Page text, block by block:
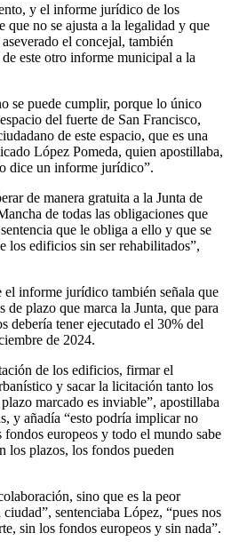
y el informe jurídico de los
que no se ajusta a la legalidad y que
el concejal, también
este otro informe municipal a la
se puede cumplir, porque lo único
del fuerte de San Francisco,
de este espacio, que es una
López Pomeda, quien apostillaba,
dice un informe jurídico”.
de manera gratuita a la Junta de
de todas las obligaciones que
que le obliga a ello y que se
los edificios sin ser rehabilitados”,
el informe jurídico también señala que
plazo que marca la Junta, que para
debería tener ejecutado el 30% del
de 2024.
de los edificios, firmar el
y sacar la licitación tanto los
marcado es inviable”, apostillaba
y añadía “esto podría implicar no
europeos y todo el mundo sabe
los plazos, los fondos pueden
sino que es la peor
sentenciaba López, “pues nos
sin los fondos europeos y sin nada”.